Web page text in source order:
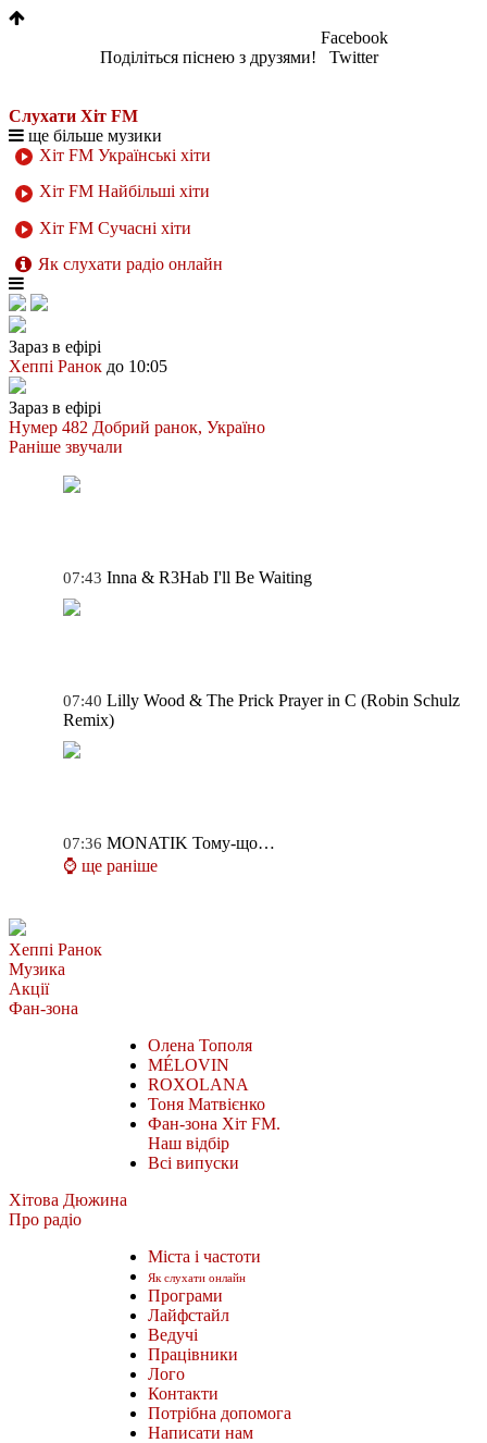
Поділіться піснею з друзями!
Facebook
Twitter
Слухати Хіт FM
ще більше музики
Хіт FM Українські хіти
Хіт FM Найбільші хіти
Хіт FM Сучасні хіти
Як слухати радіо онлайн
Зараз в ефірі
Хеппі Ранок до 10:05
Зараз в ефірі
Нумер 482 Добрий ранок, Україно
Раніше звучали
07:43 Inna & R3Hab I'll Be Waiting
07:40 Lilly Wood & The Prick Prayer in C (Robin Schulz
Remix)
07:36 MONATIK Тому-що…
⌚ ще раніше
Хеппі Ранок
Музика
Акції
Фан-зона
Олена Тополя
MÉLOVIN
ROXOLANA
Тоня Матвієнко
Фан-зона Хіт FM.
Наш відбір
Всі випуски
Хітова Дюжина
Про радіо
Міста і частоти
Як слухати онлайн
Програми
Лайфстайл
Ведучі
Працівники
Лого
Контакти
Потрібна допомога
Написати нам